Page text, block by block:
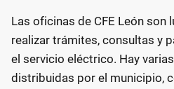
Las oficinas de CFE León son
realizar trámites, consultas y
el servicio eléctrico. Hay
distribuidas por el municipio,